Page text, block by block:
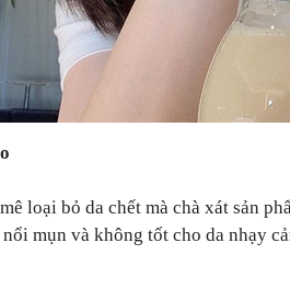
loại bỏ da chết mà chà xát sản
mụn và không tốt cho da nhạy